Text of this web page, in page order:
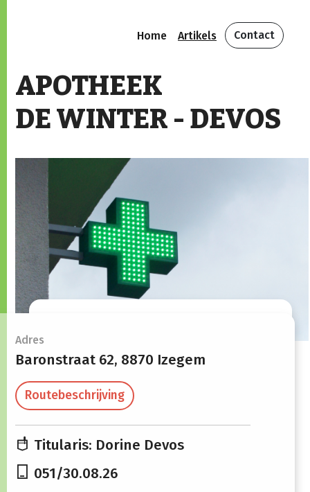
Home Artikels Contact
Adres
Baronstraat 62, 8870 Izegem
Routebeschrijving
Titularis: Dorine Devos
051/30.08.26
APOTHEEK
DE WINTER - DEVOS
Maandag 08:30 - 12:15
Woensdag